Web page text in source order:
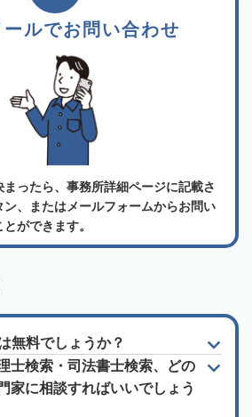
ールでお問い合わせ
ったら、事務所詳細ページに記載さ
、またはメールフォームからお問い
ができます。
無料でしょうか？
士検索・司法書士検索、どの
家に相談すればいいでしょう